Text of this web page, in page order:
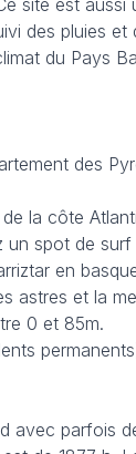
des pluies
du Pays
des
la côte
spot de
en
astres et la
0 et 85m.
avec parfois